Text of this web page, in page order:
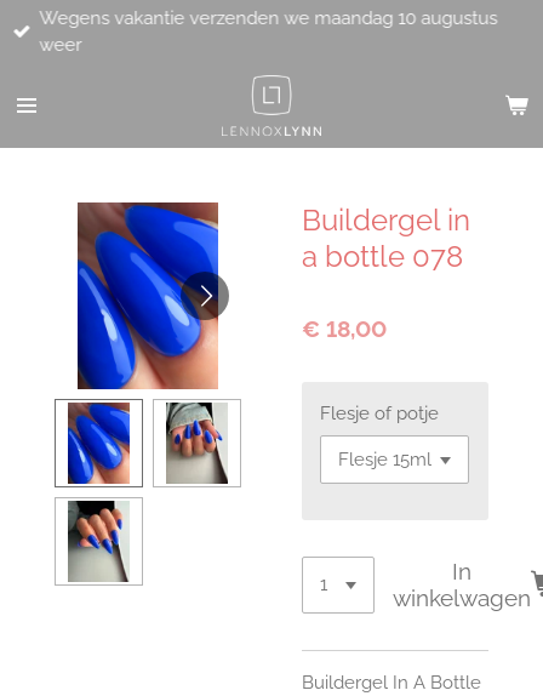
Ga
direct
de
Wegens vakantie verzenden we maandag 10 augustus
weer
Buildergel in
a bottle 078
€ 18,00
Flesje of potje
In
winkelwagen
Buildergel In A Bottle